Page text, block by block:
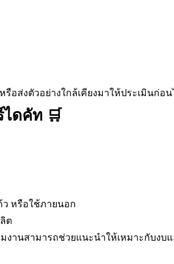
อส่งตัวอย่างใกล้เคียงมาให้ประเมินก่อน
ดคัท 🛒
หรือใช้ภายนอก
ต
านสามารถช่วยแนะนำให้เหมาะกับงบแ